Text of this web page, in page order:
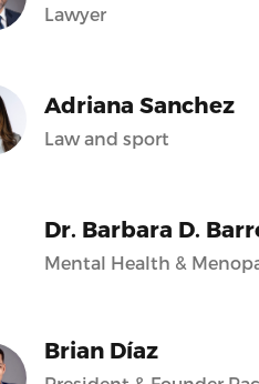
Lawyer
Adriana Sanchez
Law and sport
Dr. Barbara D.
Mental Health &
Brian Díaz